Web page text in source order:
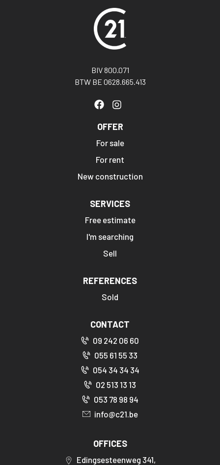
BIV 800.071
BTW BE 0628.665.413
OFFER
For sale
For rent
New construction
SERVICES
Free estimate
I'm searching
Sell
REFERENCES
Sold
CONTACT
09 242 06 60
055 61 55 33
054 34 34 34
02 513 13 13
053 78 98 94
info@c21.be
OFFICES
Edingsesteenweg 341,